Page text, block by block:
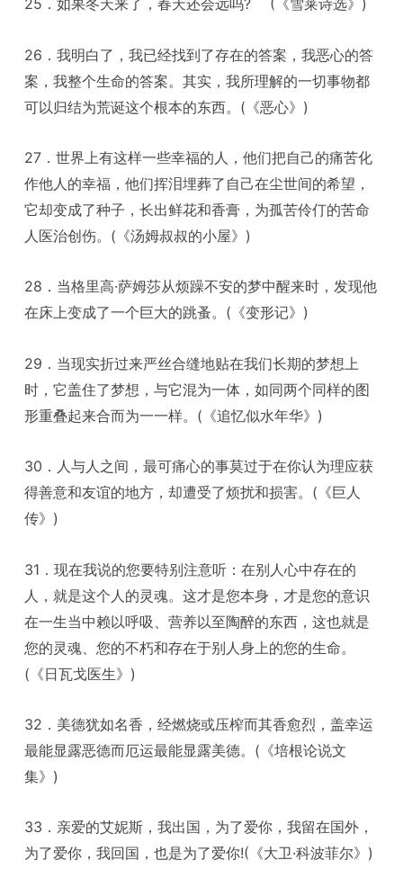
25．如果冬天来了，春天还会远吗? (《雪莱诗选》)
26．我明白了，我已经找到了存在的答案，我恶心的答
案，我整个生命的答案。其实，我所理解的一切事物都
可以归结为荒诞这个根本的东西。(《恶心》)
27．世界上有这样一些幸福的人，他们把自己的痛苦化
作他人的幸福，他们挥泪埋葬了自己在尘世间的希望，
它却变成了种子，长出鲜花和香膏，为孤苦伶仃的苦命
人医治创伤。(《汤姆叔叔的小屋》)
28．当格里高·萨姆莎从烦躁不安的梦中醒来时，发现他
在床上变成了一个巨大的跳蚤。(《变形记》)
29．当现实折过来严丝合缝地贴在我们长期的梦想上
时，它盖住了梦想，与它混为一体，如同两个同样的图
形重叠起来合而为一一样。(《追忆似水年华》)
30．人与人之间，最可痛心的事莫过于在你认为理应获
得善意和友谊的地方，却遭受了烦扰和损害。(《巨人
传》)
31．现在我说的您要特别注意听：在别人心中存在的
人，就是这个人的灵魂。这才是您本身，才是您的意识
在一生当中赖以呼吸、营养以至陶醉的东西，这也就是
您的灵魂、您的不朽和存在于别人身上的您的生命。
(《日瓦戈医生》)
32．美德犹如名香，经燃烧或压榨而其香愈烈，盖幸运
最能显露恶德而厄运最能显露美德。(《培根论说文
集》)
33．亲爱的艾妮斯，我出国，为了爱你，我留在国外，
为了爱你，我回国，也是为了爱你!(《大卫·科波菲尔》)